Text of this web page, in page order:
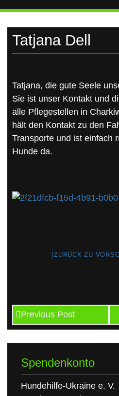
Tatjana Dell
Tatjana, die gute Seele
Sie ist unser Kontakt und
alle Pflegestellen in
hält den Kontakt zu den
Transporte und ist einfach
Hunde da.
[ZURÜCK ZU
Previous Post
Spendenkonto
Hundehilfe-Ukraine e. V.